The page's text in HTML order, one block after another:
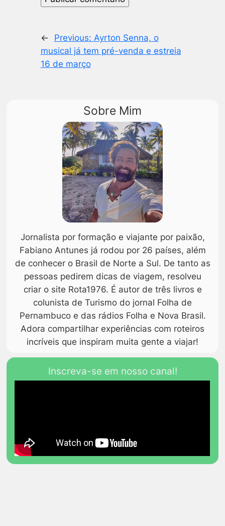
← Previous: Ayrton Senna, o
musical já tem pré-venda e estreia
16 de março
Sobre Mim
Jornalista por formação e viajante por paixão,
Fabiano Antunes já rodou por 26 países, além
de conhecer o Brasil de Norte a Sul. De tanto as
pessoas pedirem dicas de viagem, resolveu
criar o site Rota1976. É autor de três livros e
colunista de Turismo do jornal Folha de
Pernambuco e das rádios Folha e Nova Brasil.
Adora compartilhar experiências com roteiros
incríveis que inspiram muita gente a viajar!
Inscreva-se em nosso canal!